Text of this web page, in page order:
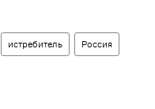
истребитель Россия